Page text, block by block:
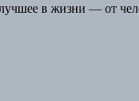
в жизни — от